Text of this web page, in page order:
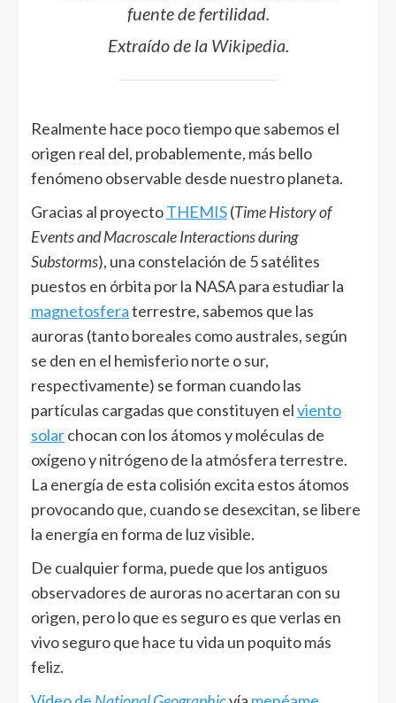
fuente de fertilidad.
Extraído de la Wikipedia.
Realmente hace poco tiempo que sabemos el
origen real del, probablemente, más bello
fenómeno observable desde nuestro planeta.
Gracias al proyectoTHEMIS(Time History of
Events and Macroscale Interactions during
Substorms), una constelación de 5 satélites
puestos en órbita por la NASA para estudiar la
magnetosferaterrestre, sabemos que las
auroras (tanto boreales como australes, según
se den en el hemisferio norte o sur,
respectivamente) se forman cuando las
partículas cargadas que constituyen elviento
solarchocan con los átomos y moléculas de
oxígeno y nitrógeno de la atmósfera terrestre.
La energía de esta colisión excita estos átomos
provocando que, cuando se desexcitan, se libere
la energía en forma de luz visible.
De cualquier forma, puede que los antiguos
observadores de auroras no acertaran con su
origen, pero lo que es seguro es que verlas en
vivo seguro que hace tu vida un poquito más
feliz.